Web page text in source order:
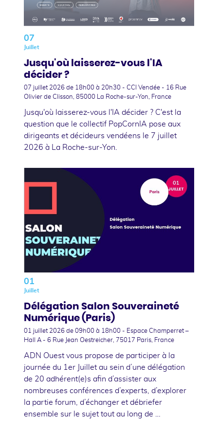
07
Juillet
Jusqu'où laisserez-vous l'IA
décider ?
07 juillet 2026 de 18h00 à 20h30 - CCI Vendée - 16 Rue
Olivier de Clisson, 85000 La Roche-sur-Yon, France
Jusqu'où laisserez-vous l'IA décider ? C'est la
question que le collectif PopCornIA pose aux
dirigeants et décideurs vendéens le 7 juillet
2026 à La Roche-sur-Yon.
01
Juillet
Délégation Salon Souveraineté
Numérique (Paris)
01 juillet 2026 de 09h00 à 18h00 - Espace Champerret –
Hall A - 6 Rue Jean Oestreicher, 75017 Paris, France
ADN Ouest vous propose de participer à la
journée du 1er Juillet au sein d’une délégation
de 20 adhérent(e)s afin d’assister aux
nombreuses conférences d’experts, d’explorer
la partie forum, d’échanger et débriefer
ensemble sur le sujet tout au long de …